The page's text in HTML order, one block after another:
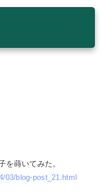
を蒔いてみた。
03/blog-post_21.html